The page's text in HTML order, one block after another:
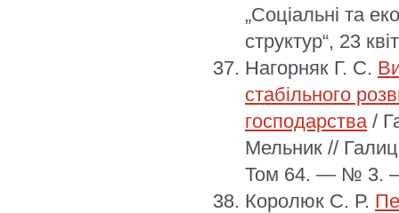
„Соціальні та
структур“, 23
Нагорняк Г. С.
стабільного
господарства /
Мельник //
Том 64. — № 3.
Королюк С. Р.